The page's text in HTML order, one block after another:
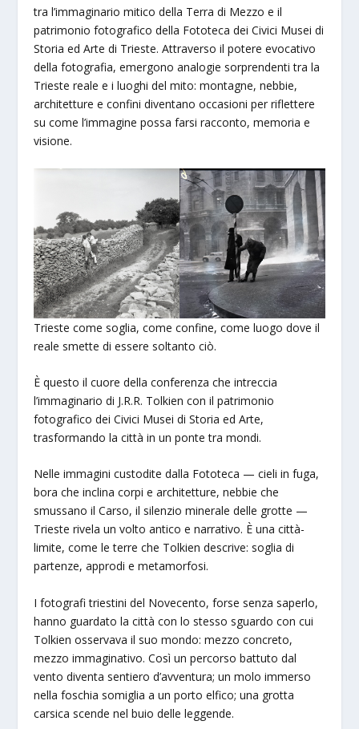
tra l’immaginario mitico della Terra di Mezzo e il
patrimonio fotografico della Fototeca dei Civici Musei di
Storia ed Arte di Trieste. Attraverso il potere evocativo
della fotografia, emergono analogie sorprendenti tra la
Trieste reale e i luoghi del mito: montagne, nebbie,
architetture e confini diventano occasioni per riflettere
su come l’immagine possa farsi racconto, memoria e
visione.
Trieste come soglia, come confine, come luogo dove il
reale smette di essere soltanto ciò.
È questo il cuore della conferenza che intreccia
l’immaginario di J.R.R. Tolkien con il patrimonio
fotografico dei Civici Musei di Storia ed Arte,
trasformando la città in un ponte tra mondi.
Nelle immagini custodite dalla Fototeca — cieli in fuga,
bora che inclina corpi e architetture, nebbie che
smussano il Carso, il silenzio minerale delle grotte —
Trieste rivela un volto antico e narrativo. È una città-
limite, come le terre che Tolkien descrive: soglia di
partenze, approdi e metamorfosi.
I fotografi triestini del Novecento, forse senza saperlo,
hanno guardato la città con lo stesso sguardo con cui
Tolkien osservava il suo mondo: mezzo concreto,
mezzo immaginativo. Così un percorso battuto dal
vento diventa sentiero d’avventura; un molo immerso
nella foschia somiglia a un porto elfico; una grotta
carsica scende nel buio delle leggende.